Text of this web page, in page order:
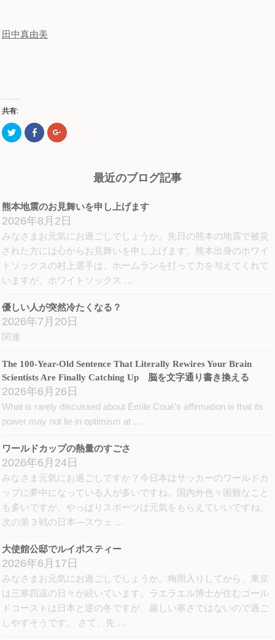
田中真由美
共有:
ク
リ
(新
し
い
ウ
ィ
ン
ド
ウ
で
き
ま
Facebook
で
ッ
ク
し
て
く
だ
さ
い
(新
し
ウ
ド
ウ
で
開
ク
リ
(新
し
い
ウ
ィ
ン
ド
ウ
で
開
き
ま
最近のブログ記事
熊本地震のお見舞いを申し上げます
2026年8月2日
みなさまお元気にお過ごしでしょうか。先日の熊本の地震で被災
された方には心からお見舞いを申し上げます。熊本出身のホワイ
トソックスの村上選手は、ホームランを打って力を与えてくれて
いますが、ホワイトソックス …
優しい人が突然冷たくなる？
2026年7月20日
関連
The 100-Year-Old Sentence That Literally Rewires Your Brain
Scientists Are Finally Catching Up 脳を文字通り書き換える
2026年6月26日
What is rarely discussed about Émile Coué’s affirmation is that its
power may not lie in optimism at …
ワールドカップの熱量のすごさ
2026年6月24日
みなさま元気にお過ごしですか？今日本はサッカーのワールドカ
ップに夢中になっている人が多いですね。国内外色々困難なこと
も多いですが、やっぱりスポーツは元気をもらえていいですね。
次の第３戦の日本―スウェ …
大使館公邸でルイボスティー
2026年6月17日
みなさまお元気にお過ごしでしょうか。梅雨入りしてから、東京
は三寒四温の日々が続いています。ラエラエル博士が住むゴール
ドコーストは日本と逆の冬ですが、厳しい寒さではないので過ご
しやすそうです。 さて、先 …